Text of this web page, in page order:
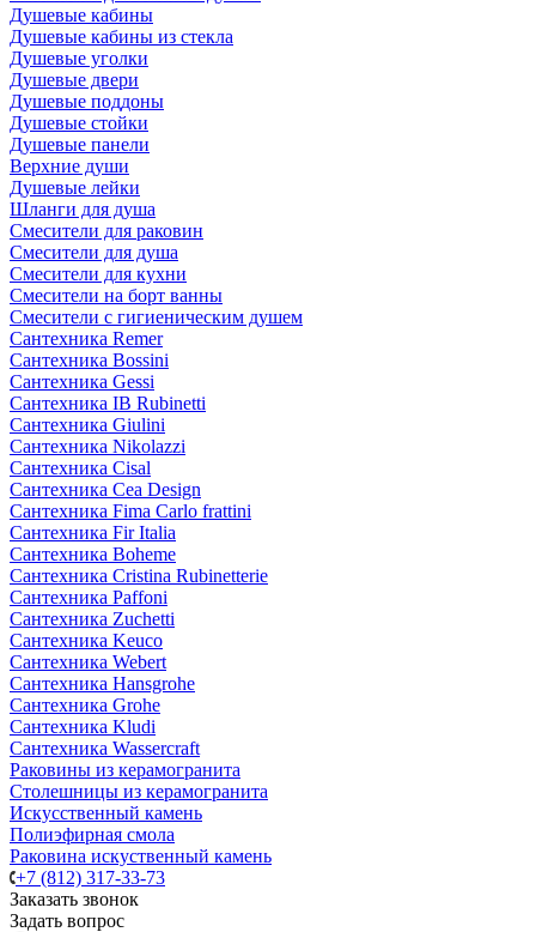
Душевые кабины
Душевые кабины из стекла
Душевые уголки
Душевые двери
Душевые поддоны
Душевые стойки
Душевые панели
Верхние души
Душевые лейки
Шланги для душа
Смесители для раковин
Смесители для душа
Смесители для кухни
Смесители на борт ванны
Смесители с гигиеническим душем
Сантехника Remer
Сантехника Bossini
Сантехника Gessi
Сантехника IB Rubinetti
Сантехника Giulini
Сантехника Nikolazzi
Сантехника Cisal
Сантехника Cea Design
Сантехника Fima Carlo frattini
Сантехника Fir Italia
Сантехника Boheme
Сантехника Cristina Rubinetterie
Сантехника Paffoni
Сантехника Zuchetti
Сантехника Keuco
Сантехника Webert
Сантехника Hansgrohe
Сантехника Grohe
Сантехника Kludi
Сантехника Wassercraft
Раковины из керамогранита
Столешницы из керамогранита
Искусственный камень
Полиэфирная смола
Раковина искуственный камень
+7 (812) 317-33-73
Заказать звонок
Задать вопрос